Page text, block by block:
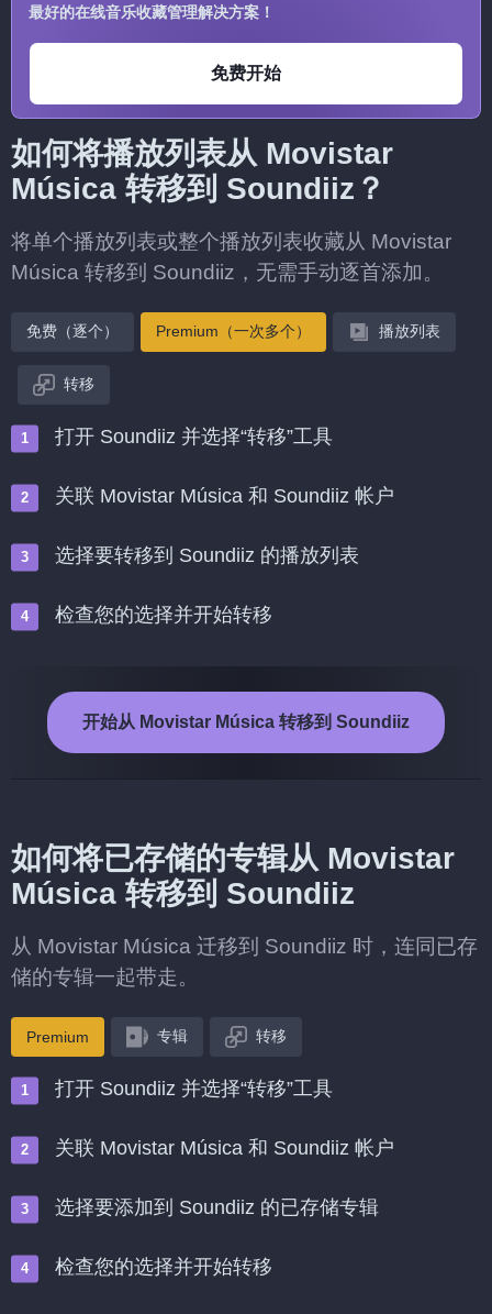
最好的在线音乐收藏管理解决方案！
免费开始
如何将播放列表从 Movistar
Música 转移到 Soundiiz？
将单个播放列表或整个播放列表收藏从 Movistar
Música 转移到 Soundiiz，无需手动逐首添加。
免费（逐个） Premium（一次多个） 播放列表
转移
打开 Soundiiz 并选择“转移”工具
关联 Movistar Música 和 Soundiiz 帐户
选择要转移到 Soundiiz 的播放列表
检查您的选择并开始转移
开始从 Movistar Música 转移到 Soundiiz
如何将已存储的专辑从 Movistar
Música 转移到 Soundiiz
从 Movistar Música 迁移到 Soundiiz 时，连同已存
储的专辑一起带走。
Premium 专辑 转移
打开 Soundiiz 并选择“转移”工具
关联 Movistar Música 和 Soundiiz 帐户
选择要添加到 Soundiiz 的已存储专辑
检查您的选择并开始转移